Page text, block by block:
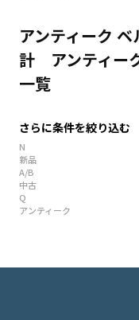
アンティーク
計 アンティー
一覧
さらに条件を絞り込む
N
新品
A/B
中古
Q
アンティーク